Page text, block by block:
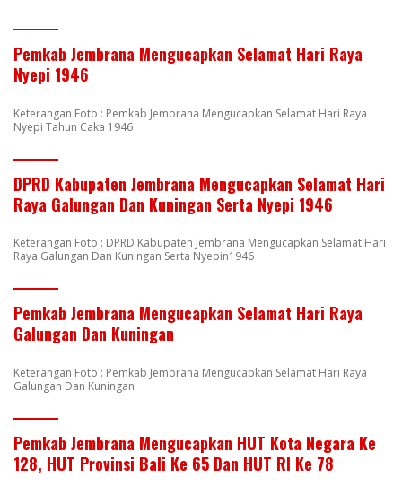
Pemkab Jembrana Mengucapkan Selamat Hari Raya
Nyepi 1946
Keterangan Foto : Pemkab Jembrana Mengucapkan Selamat Hari Raya
Nyepi Tahun Caka 1946
DPRD Kabupaten Jembrana Mengucapkan Selamat Hari
Raya Galungan Dan Kuningan Serta Nyepi 1946
Keterangan Foto : DPRD Kabupaten Jembrana Mengucapkan Selamat Hari
Raya Galungan Dan Kuningan Serta Nyepin1946
Pemkab Jembrana Mengucapkan Selamat Hari Raya
Galungan Dan Kuningan
Keterangan Foto : Pemkab Jembrana Mengucapkan Selamat Hari Raya
Galungan Dan Kuningan
Pemkab Jembrana Mengucapkan HUT Kota Negara Ke
128, HUT Provinsi Bali Ke 65 Dan HUT RI Ke 78